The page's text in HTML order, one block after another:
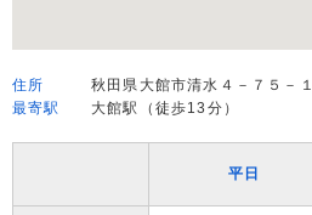
住所
秋田県大館市清水４－７５－１
最寄駅
大館駅（徒歩13分）
平日